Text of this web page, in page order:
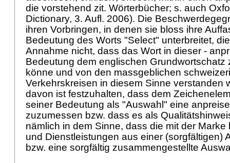
die vorstehend zit. Wörterbücher; s. auch
Dictionary, 3. Aufl. 2006). Die
ihren Vorbringen, in denen sie bloss ihre
Bedeutung des Worts "Select" unterbreitet,
Annahme nicht, dass das Wort in dieser -
Bedeutung dem englischen Grundwortschatz
könne und von den massgeblichen
Verkehrskreisen in diesem Sinne verstanden
davon ist festzuhalten, dass dem
seiner Bedeutung als "Auswahl" eine
zuzumessen bzw. dass es als
nämlich in dem Sinne, dass die mit der
und Dienstleistungen aus einer (sorgfältigen)
bzw. eine sorgfältig zusammengestellte